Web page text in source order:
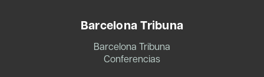
Barcelona Tribuna
Barcelona Tribuna
Conferencias